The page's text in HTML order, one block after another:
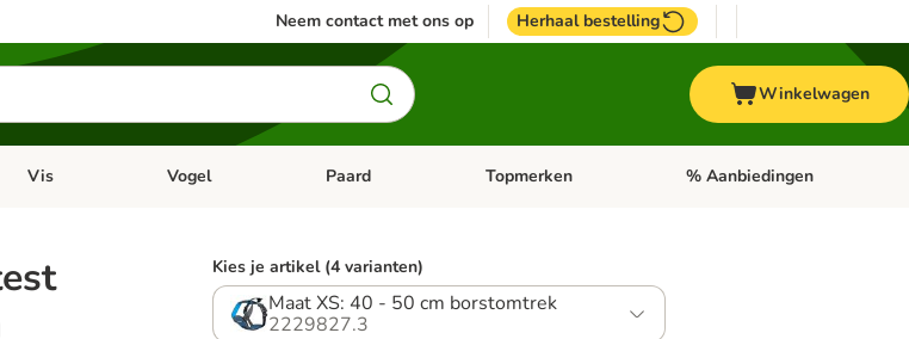
Neem contact met ons op Herhaal bestelling
Winkelwagen
Open categorie menu: Kleine dieren
Vis Open categorie menu: Vis
Vogel Open categorie menu: Vogel
Paard Open categorie menu: Paard
Topmerken Open categorie menu:
% Aanbiedingen
Kies je artikel (4 varianten)
Maat XS: 40 - 50 cm borstomtrek
2229827.3